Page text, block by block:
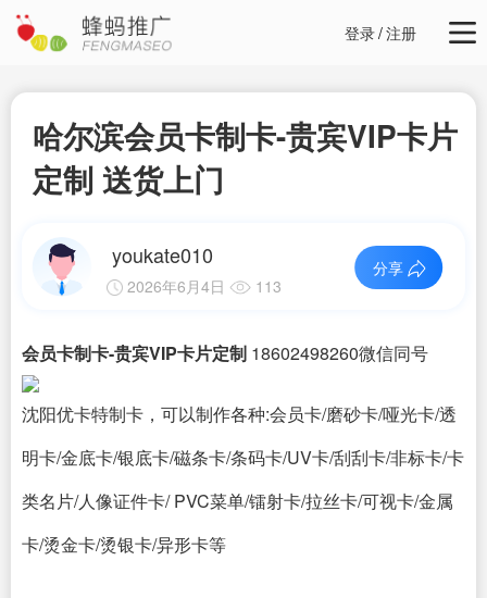
登录/注册
哈尔滨会员卡制卡-贵宾VIP卡片
定制 送货上门
youkate010
2026年6月4日 113
分享
会员卡制卡-贵宾VIP卡片定制 18602498260微信同号
沈阳优卡特制卡，可以制作各种:会员卡/磨砂卡/哑光卡/透
明卡/金底卡/银底卡/磁条卡/条码卡/UV卡/刮刮卡/非标卡/卡
类名片/人像证件卡/ PVC菜单/镭射卡/拉丝卡/可视卡/金属
卡/烫金卡/烫银卡/异形卡等